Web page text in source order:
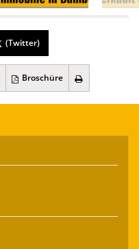
(Twitter)
Broschüre